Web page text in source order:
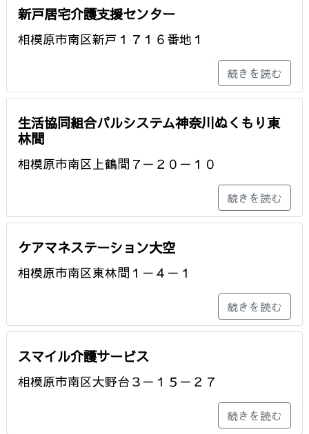
新戸居宅介護支援センター
相模原市南区新戸１７１６番地１
続きを読む
生活協同組合パルシステム神奈川ぬくもり東
林間
相模原市南区上鶴間７－２０－１０
続きを読む
ケアマネステーション大空
相模原市南区東林間１－４－１
続きを読む
スマイル介護サービス
相模原市南区大野台３－１５－２７
続きを読む